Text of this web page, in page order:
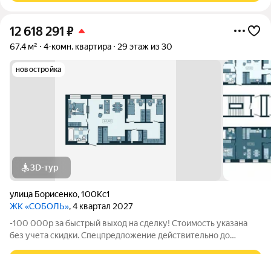
12 618 291 ₽
67,4 м² 4-комн. квартира 29 этаж из 30
новостройка
3D-тур
улица Борисенко,100Кс1
ЖК «СОБОЛЬ», 4 квартал 2027
-100 000р за быстрый выход на сделку! Стоимость указана
без учета скидки. Спецпредложение действительно до